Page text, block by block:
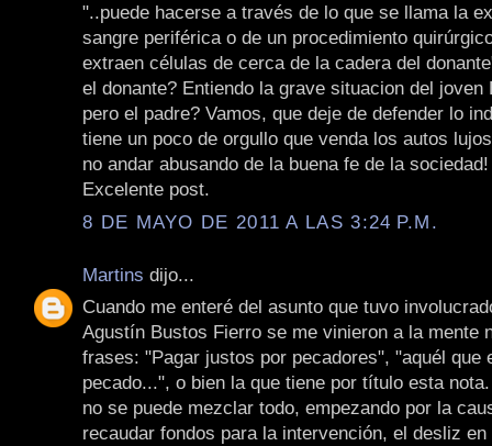
"..puede hacerse a través de lo que se llama la
sangre periférica o de un procedimiento
extraen células de cerca de la cadera del
el donante? Entiendo la grave situacion del joven
pero el padre? Vamos, que deje de defender lo
tiene un poco de orgullo que venda los autos
no andar abusando de la buena fe de la sociedad!
Excelente post.
8 DE MAYO DE 2011 A LAS 3:24 P.M.
Martins dijo...
Cuando me enteré del asunto que tuvo
Agustín Bustos Fierro se me vinieron a la mente
frases: "Pagar justos por pecadores", "aquél que
pecado...", o bien la que tiene por título esta
no se puede mezclar todo, empezando por la
recaudar fondos para la intervención, el desliz en